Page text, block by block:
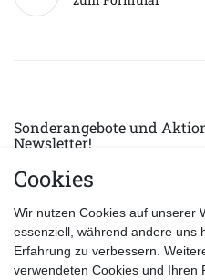
Sonderangebote und
Newsletter!
E-MAIL *
Cookies
Wir nutzen Cookies auf unserer
essenziell, während andere uns
Erfahrung zu verbessern.
verwendeten Cookies und Ihren